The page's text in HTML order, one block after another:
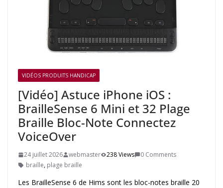
VIDÉOS PRODUITS HANDICAP
[Vidéo] Astuce iPhone iOS :
BrailleSense 6 Mini et 32 Plage
Braille Bloc-Note Connectez
VoiceOver
24 juillet 2026 webmaster 238 Views
0 Comments
braille, plage braille
Les BrailleSense 6 de Hims sont les bloc-notes braille 20